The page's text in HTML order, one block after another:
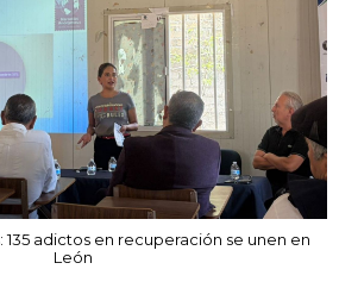
adictos en recuperación se unen en
León